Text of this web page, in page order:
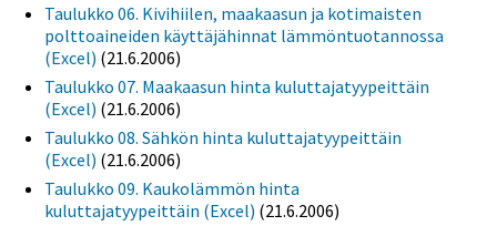
Taulukko 06. Kivihiilen, maakaasun ja kotimaisten
polttoaineiden käyttäjähinnat lämmöntuotannossa
(Excel) (21.6.2006)
Taulukko 07. Maakaasun hinta kuluttajatyypeittäin
(Excel) (21.6.2006)
Taulukko 08. Sähkön hinta kuluttajatyypeittäin
(Excel) (21.6.2006)
Taulukko 09. Kaukolämmön hinta
kuluttajatyypeittäin (Excel) (21.6.2006)